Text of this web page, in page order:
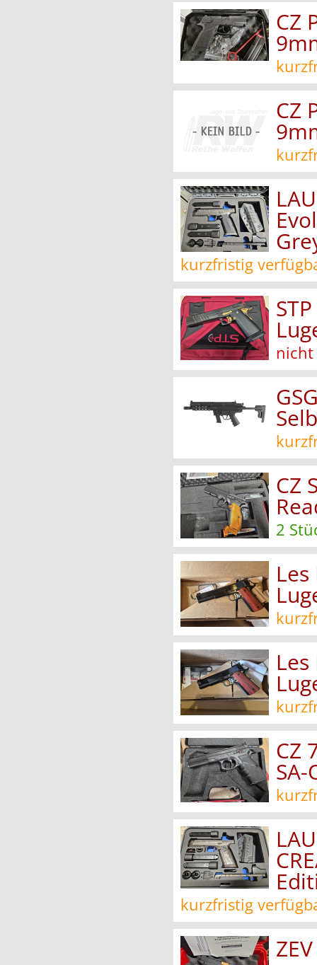
CZ
CZ
kurzfristig
nicht
CZ
2
CZ
SA-
kurzfristig